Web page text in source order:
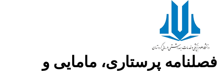
پرستاری، مامایی و